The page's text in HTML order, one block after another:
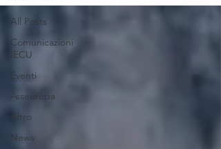
All Posts
Comunicazioni
IECU
Eventi
Asseuropa
Altro
News